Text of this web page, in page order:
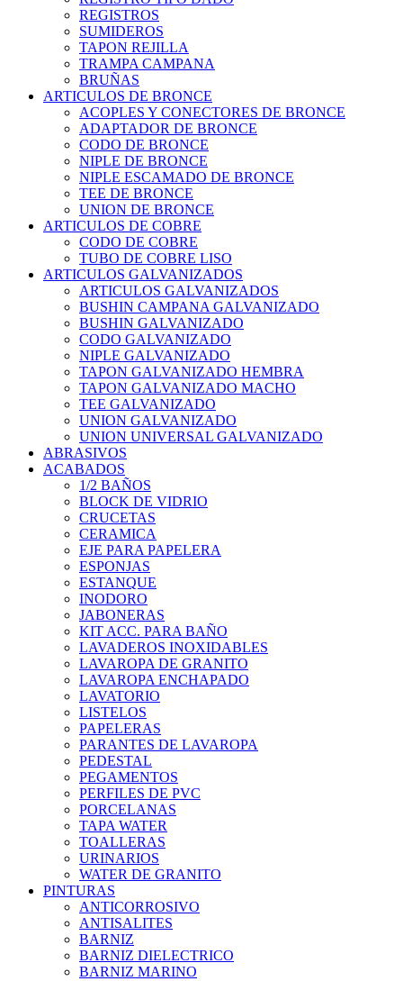
REGISTROS
SUMIDEROS
TAPON REJILLA
TRAMPA CAMPANA
BRUÑAS
ARTICULOS DE BRONCE
ACOPLES Y CONECTORES DE BRONCE
ADAPTADOR DE BRONCE
CODO DE BRONCE
NIPLE DE BRONCE
NIPLE ESCAMADO DE BRONCE
TEE DE BRONCE
UNION DE BRONCE
ARTICULOS DE COBRE
CODO DE COBRE
TUBO DE COBRE LISO
ARTICULOS GALVANIZADOS
ARTICULOS GALVANIZADOS
BUSHIN CAMPANA GALVANIZADO
BUSHIN GALVANIZADO
CODO GALVANIZADO
NIPLE GALVANIZADO
TAPON GALVANIZADO HEMBRA
TAPON GALVANIZADO MACHO
TEE GALVANIZADO
UNION GALVANIZADO
UNION UNIVERSAL GALVANIZADO
ABRASIVOS
ACABADOS
1/2 BAÑOS
BLOCK DE VIDRIO
CRUCETAS
CERAMICA
EJE PARA PAPELERA
ESPONJAS
ESTANQUE
INODORO
JABONERAS
KIT ACC. PARA BAÑO
LAVADEROS INOXIDABLES
LAVAROPA DE GRANITO
LAVAROPA ENCHAPADO
LAVATORIO
LISTELOS
PAPELERAS
PARANTES DE LAVAROPA
PEDESTAL
PEGAMENTOS
PERFILES DE PVC
PORCELANAS
TAPA WATER
TOALLERAS
URINARIOS
WATER DE GRANITO
PINTURAS
ANTICORROSIVO
ANTISALITES
BARNIZ
BARNIZ DIELECTRICO
BARNIZ MARINO